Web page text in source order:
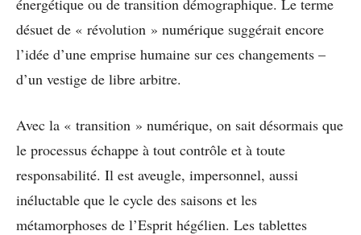
désuet de « révolution » numérique suggérait encore
l’idée d’une emprise humaine sur ces changements –
d’un vestige de libre arbitre.
Avec la « transition » numérique, on sait désormais que
le processus échappe à tout contrôle et à toute
responsabilité. Il est aveugle, impersonnel, aussi
inéluctable que le cycle des saisons et les
métamorphoses de l’Esprit hégélien. Les tablettes